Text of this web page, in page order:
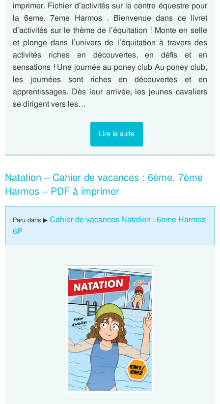
imprimer. Fichier d’activités sur le centre équestre pour
la 6eme, 7eme Harmos . Bienvenue dans ce livret
d’activités sur le thème de l’équitation ! Monte en selle
et plonge dans l’univers de l’équitation à travers des
activités riches en découvertes, en défis et en
sensations ! Une journée au poney club Au poney club,
les journées sont riches en découvertes et en
apprentissages. Dès leur arrivée, les jeunes cavaliers
se dirigent vers les…
Lire la suite
Natation – Cahier de vacances : 6ème, 7ème
Harmos – PDF à imprimer
Paru dans ▶ Cahier de vacances Natation : 6eme Harmos
6P